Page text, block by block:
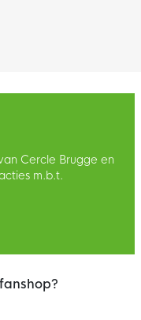
Cercle Brugge en
m.b.t.